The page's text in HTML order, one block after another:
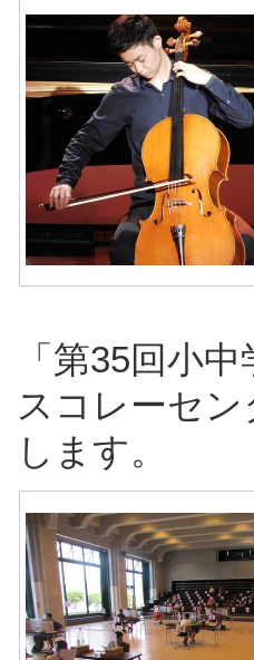
「第35回小
スコレーセ
します。